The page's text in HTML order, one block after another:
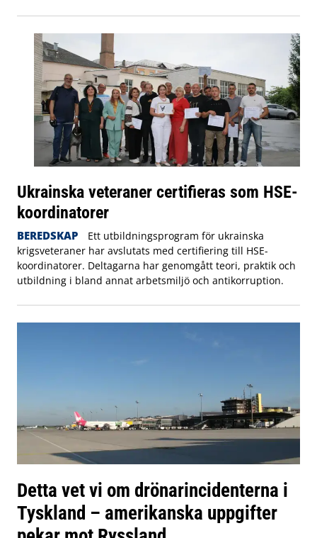
Ukrainska veteraner certifieras som HSE-
koordinatorer
BEREDSKAP
Ett utbildningsprogram för ukrainska
krigsveteraner har avslutats med certifiering till HSE-
koordinatorer. Deltagarna har genomgått teori, praktik och
utbildning i bland annat arbetsmiljö och antikorruption.
Detta vet vi om drönarincidenterna i
Tyskland – amerikanska uppgifter